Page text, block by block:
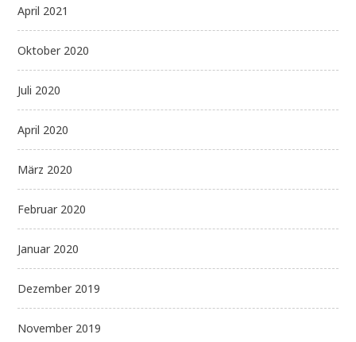
April 2021
Oktober 2020
Juli 2020
April 2020
März 2020
Februar 2020
Januar 2020
Dezember 2019
November 2019